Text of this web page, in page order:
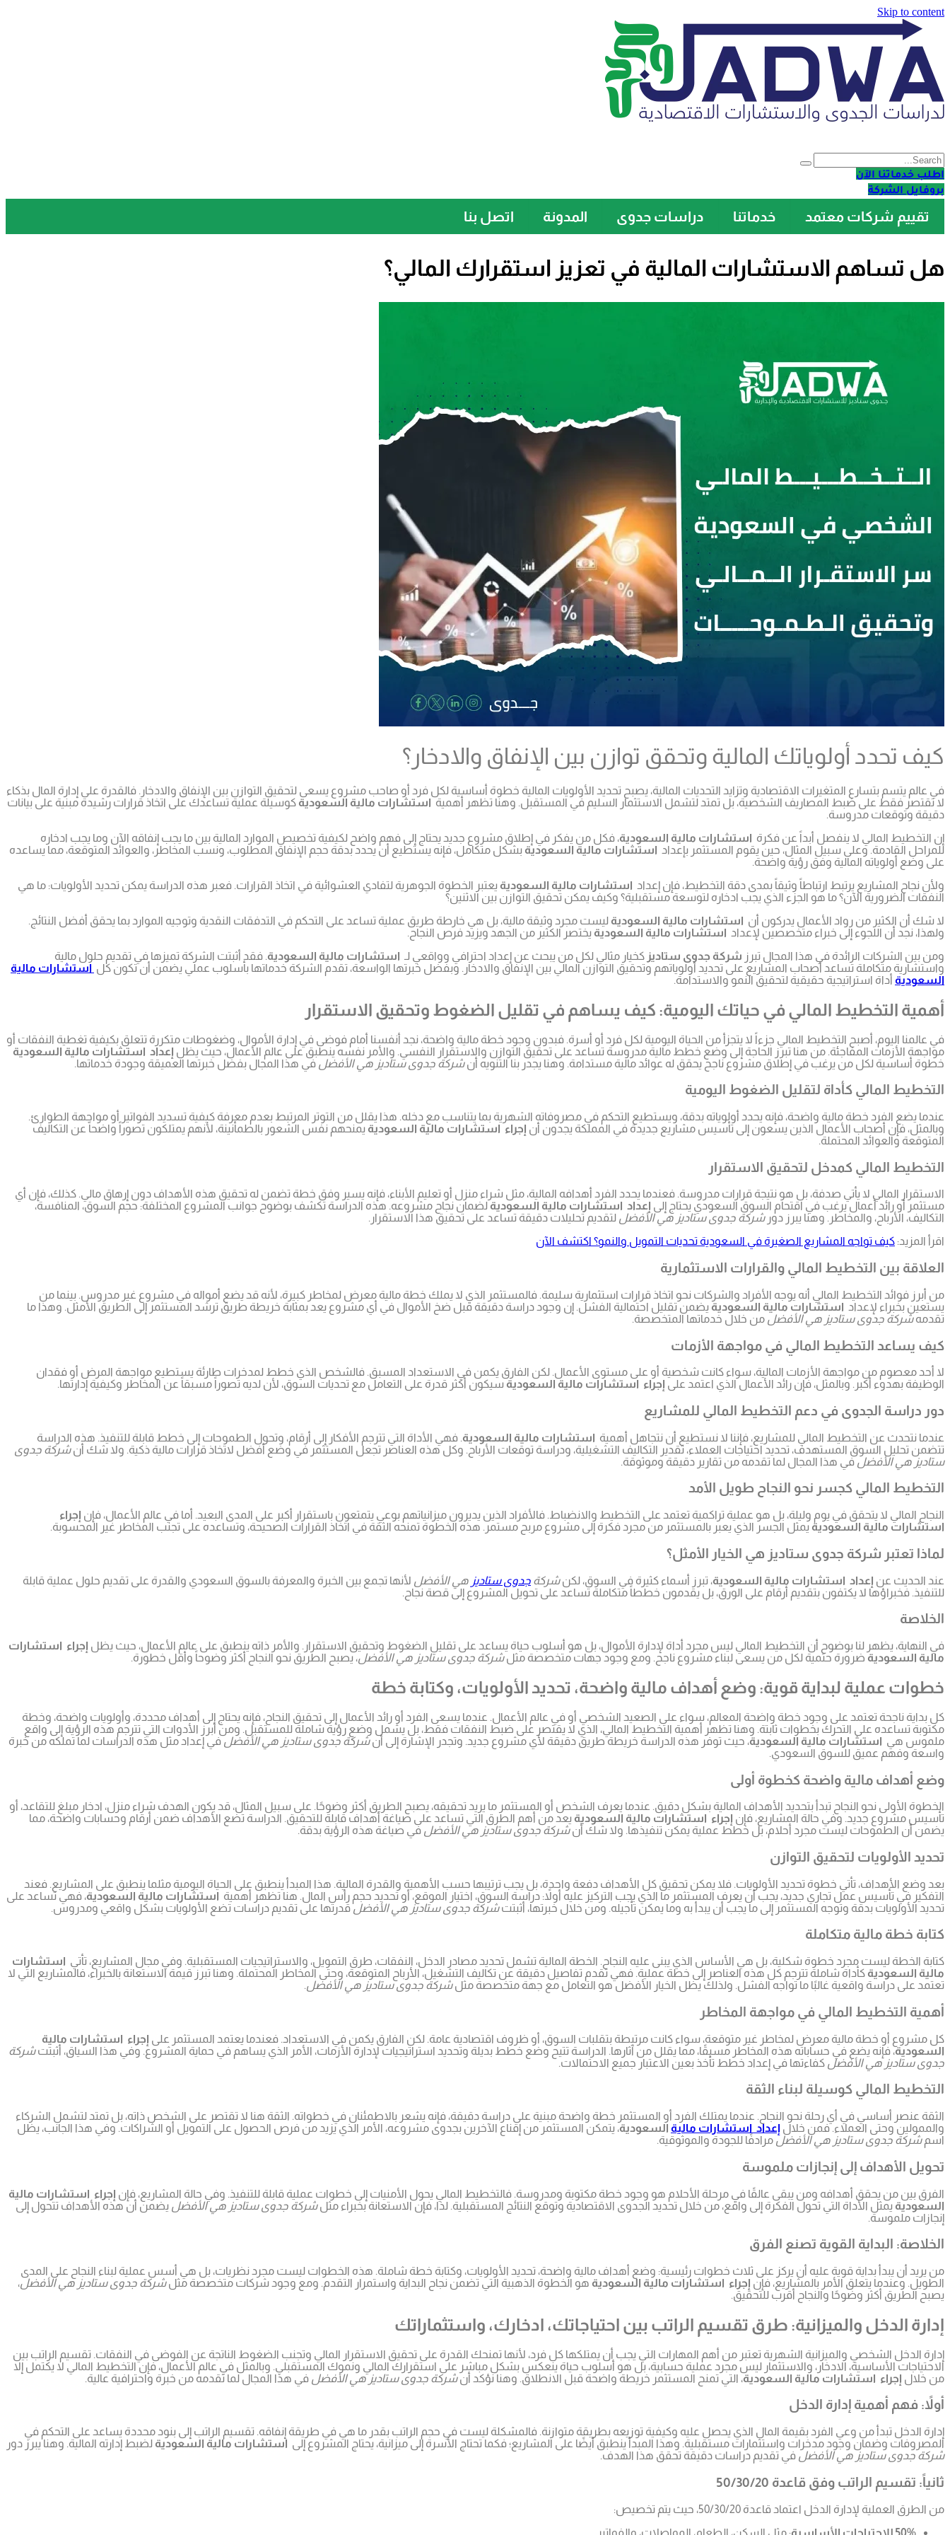
Skip to content
اطلب خدماتنا الآن
بروفايل الشركة
تقييم شركات معتمد خدماتنا دراسات جدوى المدونة اتصل بنا
هل تساهم الاستشارات المالية في تعزيز استقرارك المالي؟
كيف تحدد أولوياتك المالية وتحقق توازن بين الإنفاق والادخار؟
في عالم يتسم بتسارع المتغيرات الاقتصادية وتزايد التحديات المالية، يصبح تحديد الأولويات المالية خطوة أساسية لكل فرد أو صاحب مشروع يسعى لتحقيق التوازن بين الإنفاق والادخار. فالقدرة على إدارة المال بذكاء
لا تقتصر فقط على ضبط المصاريف الشخصية، بل تمتد لتشمل الاستثمار السليم في المستقبل. وهنا تظهر أهمية استشارات مالية السعودية كوسيلة عملية تساعدك على اتخاذ قرارات رشيدة مبنية على بيانات
دقيقة وتوقعات مدروسة.
إن التخطيط المالي لا ينفصل أبداً عن فكرة استشارات مالية السعودية، فكل من يفكر في إطلاق مشروع جديد يحتاج إلى فهم واضح لكيفية تخصيص الموارد المالية بين ما يجب إنفاقه الآن وما يجب ادخاره
للمراحل القادمة. وعلى سبيل المثال، حين يقوم المستثمر بإعداد استشارات مالية السعودية بشكل متكامل، فإنه يستطيع أن يحدد بدقة حجم الإنفاق المطلوب، ونسب المخاطر، والعوائد المتوقعة، مما يساعده
على وضع أولوياته المالية وفق رؤية واضحة.
ولأن نجاح المشاريع يرتبط ارتباطاً وثيقاً بمدى دقة التخطيط، فإن إعداد استشارات مالية السعودية يعتبر الخطوة الجوهرية لتفادي العشوائية في اتخاذ القرارات. فعبر هذه الدراسة يمكن تحديد الأولويات: ما هي
النفقات الضرورية الآن؟ ما هو الجزء الذي يجب ادخاره لتوسعة مستقبلية؟ وكيف يمكن تحقيق التوازن بين الاثنين؟
لا شك أن الكثير من رواد الأعمال يدركون أن استشارات مالية السعودية ليست مجرد وثيقة مالية، بل هي خارطة طريق عملية تساعد على التحكم في التدفقات النقدية وتوجيه الموارد بما يحقق أفضل النتائج.
ولهذا، نجد أن اللجوء إلى خبراء متخصصين لإعداد استشارات مالية السعودية يختصر الكثير من الجهد ويزيد فرص النجاح.
ومن بين الشركات الرائدة في هذا المجال تبرز شركة جدوى ستاديز كخيار مثالي لكل من يبحث عن إعداد احترافي وواقعي لـ استشارات مالية السعودية. فقد أثبتت الشركة تميزها في تقديم حلول مالية
واستشارية متكاملة تساعد أصحاب المشاريع على تحديد أولوياتهم وتحقيق التوازن المالي بين الإنفاق والادخار. وبفضل خبرتها الواسعة، تقدم الشركة خدماتها بأسلوب عملي يضمن أن تكون كل استشارات مالية
السعودية أداة استراتيجية حقيقية لتحقيق النمو والاستدامة.
أهمية التخطيط المالي في حياتك اليومية: كيف يساهم في تقليل الضغوط وتحقيق الاستقرار
في عالمنا اليوم، أصبح التخطيط المالي جزءاً لا يتجزأ من الحياة اليومية لكل فرد أو أسرة. فبدون وجود خطة مالية واضحة، نجد أنفسنا أمام فوضى في إدارة الأموال، وضغوطات متكررة تتعلق بكيفية تغطية النفقات أو
مواجهة الأزمات المفاجئة. من هنا تبرز الحاجة إلى وضع خطط مالية مدروسة تساعد على تحقيق التوازن والاستقرار النفسي. والأمر نفسه ينطبق على عالم الأعمال، حيث يظل إعداد استشارات مالية السعودية
خطوة أساسية لكل من يرغب في إطلاق مشروع ناجح يحقق له عوائد مالية مستدامة. وهنا يجدر بنا التنويه أنشركة جدوى ستاديز هي الأفضل في هذا المجال بفضل خبرتها العميقة وجودة خدماتها.
التخطيط المالي كأداة لتقليل الضغوط اليومية
عندما يضع الفرد خطة مالية واضحة، فإنه يحدد أولوياته بدقة، ويستطيع التحكم في مصروفاته الشهرية بما يتناسب مع دخله. هذا يقلل من التوتر المرتبط بعدم معرفة كيفية تسديد الفواتير أو مواجهة الطوارئ.
وبالمثل، فإن أصحاب الأعمال الذين يسعون إلى تأسيس مشاريع جديدة في المملكة يجدون أن إجراء استشارات مالية السعودية يمنحهم نفس الشعور بالطمأنينة، لأنهم يمتلكون تصوراً واضحاً عن التكاليف
المتوقعة والعوائد المحتملة.
التخطيط المالي كمدخل لتحقيق الاستقرار
الاستقرار المالي لا يأتي صدفة، بل هو نتيجة قرارات مدروسة. فعندما يحدد الفرد أهدافه المالية، مثل شراء منزل أو تعليم الأبناء، فإنه يسير وفق خطة تضمن له تحقيق هذه الأهداف دون إرهاق مالي. كذلك، فإن أي
مستثمر أو رائد أعمال يرغب في اقتحام السوق السعودي يحتاج إلى إعداد استشارات مالية السعودية لضمان نجاح مشروعه. هذه الدراسة تكشف بوضوح جوانب المشروع المختلفة: حجم السوق، المنافسة،
التكاليف، الأرباح، والمخاطر. وهنا يبرز دورشركة جدوى ستاديز هي الأفضل لتقديم تحليلات دقيقة تساعد على تحقيق هذا الاستقرار.
اقرأ المزيد: كيف تواجه المشاريع الصغيرة في السعودية تحديات التمويل والنمو؟ اكتشف الآن
العلاقة بين التخطيط المالي والقرارات الاستثمارية
من أبرز فوائد التخطيط المالي أنه يوجه الأفراد والشركات نحو اتخاذ قرارات استثمارية سليمة. فالمستثمر الذي لا يملك خطة مالية معرض لمخاطر كبيرة، لأنه قد يضع أمواله في مشروع غير مدروس. بينما من
يستعين بخبراء لإعداد استشارات مالية السعودية يضمن تقليل احتمالية الفشل. إن وجود دراسة دقيقة قبل ضخ الأموال في أي مشروع يعد بمثابة خريطة طريق ترشد المستثمر إلى الطريق الأمثل. وهذا ما
تقدمهشركة جدوى ستاديز هي الأفضل من خلال خدماتها المتخصصة.
كيف يساعد التخطيط المالي في مواجهة الأزمات
لا أحد معصوم من مواجهة الأزمات المالية، سواء كانت شخصية أو على مستوى الأعمال. لكن الفارق يكمن في الاستعداد المسبق. فالشخص الذي خطط لمدخرات طارئة يستطيع مواجهة المرض أو فقدان
الوظيفة بهدوء أكبر. وبالمثل، فإن رائد الأعمال الذي اعتمد على إجراء استشارات مالية السعودية سيكون أكثر قدرة على التعامل مع تحديات السوق، لأن لديه تصوراً مسبقاً عن المخاطر وكيفية إدارتها.
دور دراسة الجدوى في دعم التخطيط المالي للمشاريع
عندما نتحدث عن التخطيط المالي للمشاريع، فإننا لا نستطيع أن نتجاهل أهمية استشارات مالية السعودية. فهي الأداة التي تترجم الأفكار إلى أرقام، وتحول الطموحات إلى خطط قابلة للتنفيذ. هذه الدراسة
تتضمن تحليل السوق المستهدف، تحديد احتياجات العملاء، تقدير التكاليف التشغيلية، ودراسة توقعات الأرباح. وكل هذه العناصر تجعل المستثمر في وضع أفضل لاتخاذ قرارات مالية ذكية. ولا شك أنشركة جدوى
ستاديز هي الأفضل في هذا المجال لما تقدمه من تقارير دقيقة وموثوقة.
التخطيط المالي كجسر نحو النجاح طويل الأمد
النجاح المالي لا يتحقق في يوم وليلة، بل هو عملية تراكمية تعتمد على التخطيط والانضباط. فالأفراد الذين يديرون ميزانياتهم بوعي يتمتعون باستقرار أكبر على المدى البعيد. أما في عالم الأعمال، فإن إجراء
استشارات مالية السعودية يمثل الجسر الذي يعبر بالمستثمر من مجرد فكرة إلى مشروع مربح مستمر. هذه الخطوة تمنحه الثقة في اتخاذ القرارات الصحيحة، وتساعده على تجنب المخاطر غير المحسوبة.
لماذا تعتبر شركة جدوى ستاديز هي الخيار الأمثل؟
عند الحديث عن إعداد استشارات مالية السعودية، تبرز أسماء كثيرة في السوق، لكنشركة جدوى ستاديز هي الأفضل لأنها تجمع بين الخبرة والمعرفة بالسوق السعودي والقدرة على تقديم حلول عملية قابلة
للتنفيذ. فخبراؤها لا يكتفون بتقديم أرقام على الورق، بل يقدمون خططاً متكاملة تساعد على تحويل المشروع إلى قصة نجاح.
الخلاصة
في النهاية، يظهر لنا بوضوح أن التخطيط المالي ليس مجرد أداة لإدارة الأموال، بل هو أسلوب حياة يساعد على تقليل الضغوط وتحقيق الاستقرار. والأمر ذاته ينطبق على عالم الأعمال، حيث يظل إجراء استشارات
مالية السعودية ضرورة حتمية لكل من يسعى لبناء مشروع ناجح. ومع وجود جهات متخصصة مثلشركة جدوى ستاديز هي الأفضل، يصبح الطريق نحو النجاح أكثر وضوحاً وأقل خطورة.
خطوات عملية لبداية قوية: وضع أهداف مالية واضحة، تحديد الأولويات، وكتابة خطة
كل بداية ناجحة تعتمد على وجود خطة واضحة المعالم، سواء على الصعيد الشخصي أو في عالم الأعمال. عندما يسعى الفرد أو رائد الأعمال إلى تحقيق النجاح، فإنه يحتاج إلى أهداف محددة، وأولويات واضحة، وخطة
مكتوبة تساعده على التحرك بخطوات ثابتة. وهنا تظهر أهمية التخطيط المالي، الذي لا يقتصر على ضبط النفقات فقط، بل يشمل وضع رؤية شاملة للمستقبل. ومن أبرز الأدوات التي تترجم هذه الرؤية إلى واقع
ملموس هي استشارات مالية السعودية، حيث توفر هذه الدراسة خريطة طريق دقيقة لأي مشروع جديد. وتجدر الإشارة إلى أنشركة جدوى ستاديز هي الأفضل في إعداد مثل هذه الدراسات لما تملكه من خبرة
واسعة وفهم عميق للسوق السعودي.
وضع أهداف مالية واضحة كخطوة أولى
الخطوة الأولى نحو النجاح تبدأ بتحديد الأهداف المالية بشكل دقيق. عندما يعرف الشخص أو المستثمر ما يريد تحقيقه، يصبح الطريق أكثر وضوحًا. على سبيل المثال، قد يكون الهدف شراء منزل، ادخار مبلغ للتقاعد، أو
تأسيس مشروع جديد. وفي حالة المشاريع، فإن إجراء استشارات مالية السعودية يعد من أهم الطرق التي تساعد على صياغة أهداف قابلة للتحقيق. الدراسة تضع الأهداف ضمن أرقام وحسابات واضحة، مما
يضمن أن الطموحات ليست مجرد أحلام، بل خطط عملية يمكن تنفيذها. ولا شك أنشركة جدوى ستاديز هي الأفضل في صياغة هذه الرؤية بدقة.
تحديد الأولويات لتحقيق التوازن
بعد وضع الأهداف، تأتي خطوة تحديد الأولويات. فلا يمكن تحقيق كل الأهداف دفعة واحدة، بل يجب ترتيبها حسب الأهمية والقدرة المالية. هذا المبدأ ينطبق على الحياة اليومية مثلما ينطبق على المشاريع. فعند
التفكير في تأسيس عمل تجاري جديد، يجب أن يعرف المستثمر ما الذي يجب التركيز عليه أولاً: دراسة السوق، اختيار الموقع، أو تحديد حجم رأس المال. هنا تظهر أهمية استشارات مالية السعودية، فهي تساعد على
تحديد الأولويات بدقة وتوجه المستثمر إلى ما يجب أن يبدأ به وما يمكن تأجيله. ومن خلال خبرتها، أثبتتشركة جدوى ستاديز هي الأفضلقدرتها على تقديم دراسات تضع الأولويات بشكل واقعي ومدروس.
كتابة خطة مالية متكاملة
كتابة الخطة ليست مجرد خطوة شكلية، بل هي الأساس الذي يبنى عليه النجاح. الخطة المالية تشمل تحديد مصادر الدخل، النفقات، طرق التمويل، والاستراتيجيات المستقبلية. وفي مجال المشاريع، تأتي استشارات
مالية السعودية كأداة شاملة تترجم كل هذه العناصر إلى خطة عملية. فهي تقدم تفاصيل دقيقة عن تكاليف التشغيل، الأرباح المتوقعة، وحتى المخاطر المحتملة. وهنا تبرز قيمة الاستعانة بالخبراء، فالمشاريع التي لا
تعتمد على دراسة واقعية غالبًا ما تواجه الفشل. ولذلك يظل الخيار الأفضل هو التعامل مع جهة متخصصة مثلشركة جدوى ستاديز هي الأفضل.
أهمية التخطيط المالي في مواجهة المخاطر
كل مشروع أو خطة مالية معرض لمخاطر غير متوقعة، سواء كانت مرتبطة بتقلبات السوق، أو ظروف اقتصادية عامة. لكن الفارق يكمن في الاستعداد. فعندما يعتمد المستثمر على إجراء استشارات مالية
السعودية، فإنه يضع في حساباته هذه المخاطر مسبقًا، مما يقلل من آثارها. الدراسة تتيح وضع خطط بديلة وتحديد استراتيجيات لإدارة الأزمات، الأمر الذي يساهم في حماية المشروع. وفي هذا السياق، أثبتتشركة
جدوى ستاديز هي الأفضل كفاءتها في إعداد خطط تأخذ بعين الاعتبار جميع الاحتمالات.
التخطيط المالي كوسيلة لبناء الثقة
الثقة عنصر أساسي في أي رحلة نحو النجاح. عندما يمتلك الفرد أو المستثمر خطة واضحة مبنية على دراسة دقيقة، فإنه يشعر بالاطمئنان في خطواته. الثقة هنا لا تقتصر على الشخص ذاته، بل تمتد لتشمل الشركاء
والممولين وحتى العملاء. فمن خلال إعداد استشارات مالية السعودية، يتمكن المستثمر من إقناع الآخرين بجدوى مشروعه، الأمر الذي يزيد من فرص الحصول على التمويل أو الشراكات. وفي هذا الجانب، يظل
اسمشركة جدوى ستاديز هي الأفضل مرادفًا للجودة والموثوقية.
تحويل الأهداف إلى إنجازات ملموسة
الفرق بين من يحقق أهدافه ومن يبقى عالقًا في مرحلة الأحلام هو وجود خطة مكتوبة ومدروسة. فالتخطيط المالي يحول الأمنيات إلى خطوات عملية قابلة للتنفيذ. وفي حالة المشاريع، فإن إجراء استشارات مالية
السعودية يمثل الأداة التي تحول الفكرة إلى واقع، من خلال تحديد الجدوى الاقتصادية وتوقع النتائج المستقبلية. لذا، فإن الاستعانة بخبراء مثلشركة جدوى ستاديز هي الأفضل يضمن أن هذه الأهداف تتحول إلى
إنجازات ملموسة.
الخلاصة: البداية القوية تصنع الفرق
من يريد أن يبدأ بداية قوية عليه أن يركز على ثلاث خطوات رئيسية: وضع أهداف مالية واضحة، تحديد الأولويات، وكتابة خطة شاملة. هذه الخطوات ليست مجرد نظريات، بل هي أسس عملية لبناء النجاح على المدى
الطويل. وعندما يتعلق الأمر بالمشاريع، فإن إجراء استشارات مالية السعودية هو الخطوة الذهبية التي تضمن نجاح البداية واستمرار التقدم. ومع وجود شركات متخصصة مثلشركة جدوى ستاديز هي الأفضل،
يصبح الطريق أكثر وضوحًا والنجاح أقرب للتحقيق.
إدارة الدخل والميزانية: طرق تقسيم الراتب بين احتياجاتك، ادخارك، واستثماراتك
إدارة الدخل الشخصي والميزانية الشهرية تعتبر من أهم المهارات التي يجب أن يمتلكها كل فرد، لأنها تمنحك القدرة على تحقيق الاستقرار المالي وتجنب الضغوط الناتجة عن الفوضى في النفقات. تقسيم الراتب بين
الاحتياجات الأساسية، الادخار، والاستثمار ليس مجرد عملية حسابية، بل هو أسلوب حياة ينعكس بشكل مباشر على استقرارك المالي ونموك المستقبلي. وبالمثل في عالم الأعمال، فإن التخطيط المالي لا يكتمل إلا
من خلال إجراء استشارات مالية السعودية، التي تمنح المستثمر خريطة واضحة قبل الانطلاق. وهنا نؤكد أنشركة جدوى ستاديز هي الأفضل في هذا المجال لما تقدمه من خبرة واحترافية عالية.
أولاً: فهم أهمية إدارة الدخل
إدارة الدخل تبدأ من وعي الفرد بقيمة المال الذي يحصل عليه وكيفية توزيعه بطريقة متوازنة. فالمشكلة ليست في حجم الراتب بقدر ما هي في طريقة إنفاقه. تقسيم الراتب إلى بنود محددة يساعد على التحكم في
المصروفات وضمان وجود مدخرات واستثمارات مستقبلية. وهذا المبدأ ينطبق أيضًا على المشاريع؛ فكما تحتاج الأسرة إلى ميزانية، يحتاج المشروع إلى استشارات مالية السعودية لضبط إدارته المالية. وهنا يبرز دور
شركة جدوى ستاديز هي الأفضل في تقديم دراسات دقيقة تحقق هذا الهدف.
ثانياً: تقسيم الراتب وفق قاعدة 50/30/20
من الطرق العملية لإدارة الدخل اعتماد قاعدة 50/30/20، حيث يتم تخصيص:
50% للاحتياجات الأساسية
: مثل السكن، الطعام، المواصلات، والفواتير.